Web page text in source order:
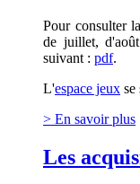
Pour consulter
de juillet,
suivant : pdf.
L'espace jeux se
> En savoir plus
Les